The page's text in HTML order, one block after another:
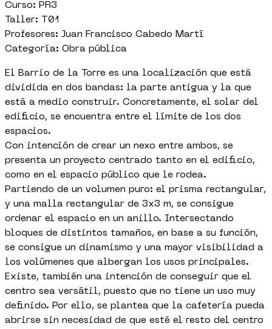
Curso: PR3
Taller: T01
Profesores: Juan Francisco Cabedo Martí
Categoría: Obra pública
El Barrio de la Torre es una localización que está
dividida en dos bandas: la parte antigua y la que
está a medio construir. Concretamente, el solar del
edificio, se encuentra entre el límite de los dos
espacios.
Con intención de crear un nexo entre ambos, se
presenta un proyecto centrado tanto en el edificio,
como en el espacio público que le rodea.
Partiendo de un volumen puro: el prisma rectangular,
y una malla rectangular de 3x3 m, se consigue
ordenar el espacio en un anillo. Intersectando
bloques de distintos tamaños, en base a su función,
se consigue un dinamismo y una mayor visibilidad a
los volúmenes que albergan los usos principales.
Existe, también una intención de conseguir que el
centro sea versátil, puesto que no tiene un uso muy
definido. Por ello, se plantea que la cafetería pueda
abrirse sin necesidad de que esté el resto del centro